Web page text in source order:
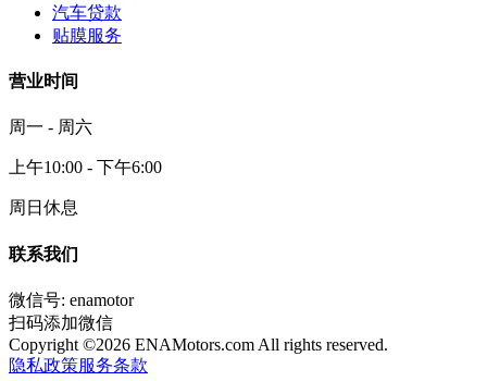
汽车贷款
贴膜服务
营业时间
周一 - 周六
上午10:00 - 下午6:00
周日休息
联系我们
微信号: enamotor
扫码添加微信
Copyright ©2026 ENAMotors.com All rights reserved.
隐私政策服务条款